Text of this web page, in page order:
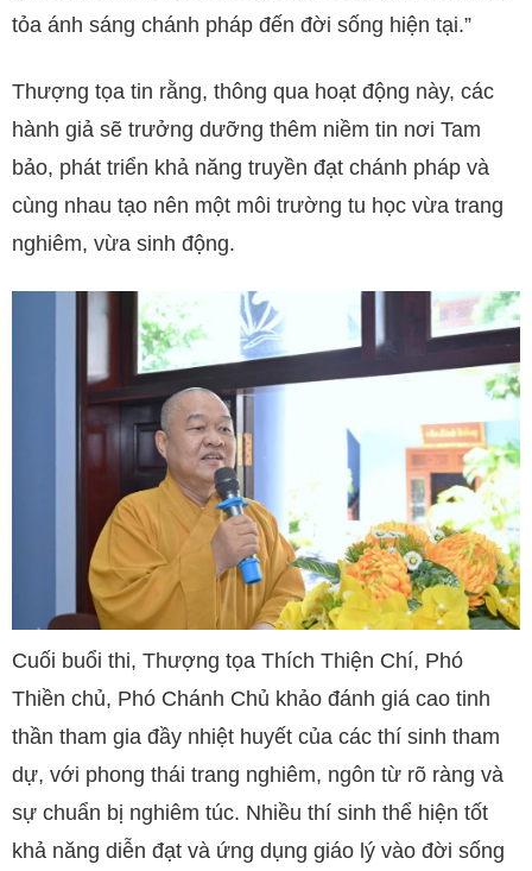
tỏa ánh sáng chánh pháp đến đời sống hiện tại.”
Thượng tọa tin rằng, thông qua hoạt động này, các
hành giả sẽ trưởng dưỡng thêm niềm tin nơi Tam
bảo, phát triển khả năng truyền đạt chánh pháp và
cùng nhau tạo nên một môi trường tu học vừa trang
nghiêm, vừa sinh động.
Cuối buổi thi, Thượng tọa Thích Thiện Chí, Phó
Thiền chủ, Phó Chánh Chủ khảo đánh giá cao tinh
thần tham gia đầy nhiệt huyết của các thí sinh tham
dự, với phong thái trang nghiêm, ngôn từ rõ ràng và
sự chuẩn bị nghiêm túc. Nhiều thí sinh thể hiện tốt
khả năng diễn đạt và ứng dụng giáo lý vào đời sống